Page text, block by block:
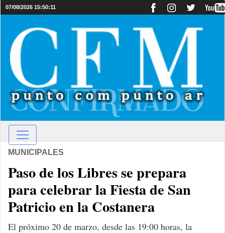
07/08/2026 15:50:11
MUNICIPALES
Paso de los Libres se prepara
para celebrar la Fiesta de San
Patricio en la Costanera
El próximo 20 de marzo, desde las 19:00 horas, la